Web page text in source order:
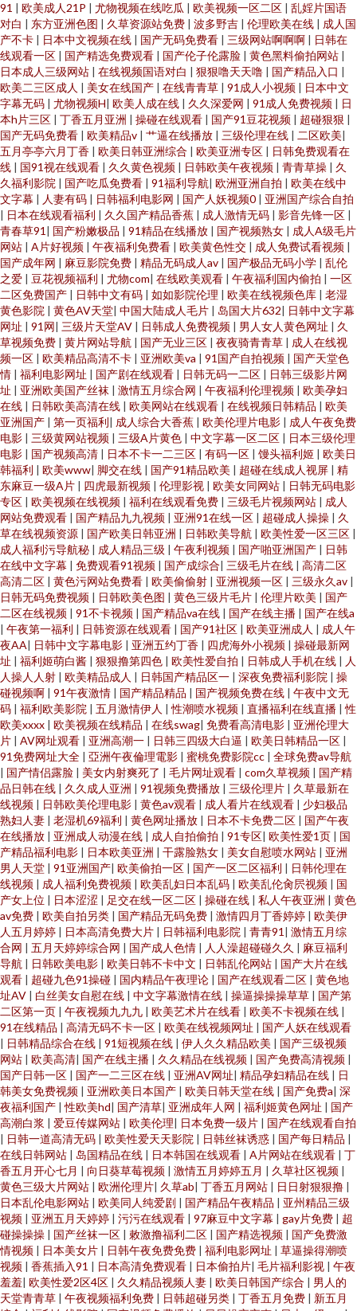
91 | 欧美成人21P | 尤物视频在线吃瓜 | 欧美视频一区二区 | 乱婬片国语
对白 | 东方亚洲色图 | 久草资源站免费 | 波多野吉 | 伦理欧美在线 | 成人国
产不卡 | 日本中文视频在线 | 国产无码免费看 | 三级网站啊啊啊 | 日韩在
线观看一区 | 国产精选免费观看 | 国产伦子伦露脸 | 黄色黑料偷拍网站 |
日本成人三级网站 | 在线视频国语对白 | 狠狠噜天天噜 | 国产精品入口 |
欧美二三区成人 | 美女在线国产 | 在线青青草 | 91成人小视频 | 日本中文
字幕无码 | 尤物视频H| 欧美人成在线 | 久久深爱网 | 91成人免费视频 | 日
本h片三区 | 丁香五月亚洲 | 操碰在线观看 | 国产91豆花视频 | 超碰狠狠 |
国产无码免费看 | 欧美精品v | 艹逼在线播放 | 三级伦理在线 | 二区欧美|
五月亭亭六月丁香 | 欧美日韩亚洲综合 | 欧美亚洲专区 | 日韩免费观看在
线 | 国91视在线观看 | 久久黄色视频 | 日韩欧美午夜视频 | 青青草操 | 久
久福利影院 | 国产吃瓜免费看 | 91福利导航| 欧洲亚洲自拍 | 欧美在线中
文字幕 | 人妻有码 | 日韩福利电影网 | 国产人妖视频0 | 亚洲国产综合自拍
| 日本在线观看福利 | 久久国产精品香蕉 | 成人激情无码 | 影音先锋一区 |
青春草91 | 国产粉嫩极品 | 91精品在线播放 | 国产视频熟女 | 成人A级毛片
网站 | A片好视频 | 午夜福利免费看 | 欧美黄色性交 | 成人免费试看视频 |
国产成年网 | 麻豆影院免费 | 精品无码成人av | 国产极品无码小学 | 乱伦
之爱 | 豆花视频福利 | 尤物com| 在线欧美观看 | 午夜福利国内偷拍 | 一区
二区免费国产 | 日韩中文有码 | 如如影院伦理 | 欧美在线视频色库 | 老湿
黄色影院 | 黄色AV天堂| 中国大陆成人毛片 | 岛国大片632| 日韩中文字幕
网址 | 91网| 三级片天堂AV | 日韩成人免费视频 | 男人女人黄色网址 | 久
草视频免费 | 黄片网站导航 | 国产无业三区 | 夜夜骑青青草 | 成人在线视
频一区 | 欧美精品高清不卡 | 亚洲欧美va | 91国产自拍视频 | 国产天堂色
情 | 福利电影网址 | 国产剧在线观看 | 日韩无码一二区 | 日韩三级影片网
址 | 亚洲欧美国产丝袜 | 激情五月综合网 | 午夜福利伦理视频 | 欧美孕妇
在线 | 日韩欧美高清在线 | 欧美网站在线观看 | 在线视频日韩精品 | 欧美
亚洲国产 | 第一页福利| 成人综合大香蕉 | 欧美伦理片电影 | 成人午夜免费
电影 | 三级黄网站视频 | 三级A片黄色 | 中文字幕一区二区 | 日本三级伦理
电影 | 国产视频高清 | 日本不卡一二三区 | 有码一区 | 馒头福利姬 | 欧美日
韩福利 | 欧美www| 脚交在线 | 国产91精品欧美 | 超碰在线成人视屏 | 精
东麻豆一级A片 | 四虎最新视频 | 伦理影视 | 欧美女同网站 | 日韩无码电影
专区 | 欧美视频在线视频 | 福利在线观看免费 | 三级毛片视频网站 | 成人
网站免费观看 | 国产精品九九视频 | 亚洲91在线一区 | 超碰成人操操 | 久
草在线视频资源 | 国产欧美日韩亚洲 | 日韩欧美导航 | 欧美性爱一区三区 |
成人福利污导航秘 | 成人精品三级 | 午夜利视频 | 国产啪亚洲国产 | 日韩
在线中文字幕 | 免费观看91视频 | 国产成综合| 三级毛片在线 | 高清二区
高清二区 | 黄色污网站免费看 | 欧美偷偷射 | 亚洲视频一区 | 三级永久av |
日韩无码免费视频 | 日韩欧美色图 | 黄色三级片毛片 | 伦理片欧美 | 国产
二区在线视频 | 91不卡视频 | 国产精品va在线 | 国产在线主播 | 国产在线a
| 午夜第一福利 | 日韩资源在线观看 | 国产91社区 | 欧美亚洲成人 | 成人午
夜AA| 日韩中文字幕电影 | 亚洲五约丁香 | 四虎海外小视频 | 操碰最新网
址 | 福利姬萌白酱 | 狠狠撸第四色 | 欧美性爱自拍 | 日韩成人手机在线 | 人
人操人人射 | 欧美精品成人 | 日韩国产精品区一 | 深夜免费福利影院 | 操
碰视频啊 | 91午夜激情 | 国产精品精品 | 国产视频免费在线 | 午夜中文无
码 | 福利欧美影院 | 五月激情伊人 |性潮喷水视频 | 直播福利在线直播 |性
欧美xxxx | 欧美视频在线精品 | 在线swag| 免费看高清电影 | 亚洲伦理大
片 | AV网址观看 | 亚洲高潮一 | 日韩三四级大白逼 | 欧美日韩精品一区 |
91免费网址大全 | 亞洲午夜倫理電影 | 蜜桃免费影院cc | 全球免费av导航
| 国产情侣露脸 | 美女内射爽死了 | 毛片网址观看 | com久草视频 | 国产精
品日韩在线 | 久久成人亚洲 | 91视频免费播放 | 三级伦理片 | 久草最新在
线视频 | 日韩欧美伦理电影 | 黄色av观看 | 成人看片在线观看 | 少妇极品
熟妇人妻 | 老湿机69福利 | 黄色网址播放 | 日本不卡免费二区 | 国产午夜
在线播放 | 亚洲成人动漫在线 | 成人自拍偷拍 | 91专区| 欧美性爱1页 | 国
产精品福利电影 | 日本欧美亚洲 | 干露脸熟女 | 美女自慰喷水网站 | 亚洲
男人天堂 | 91亚洲国产| 欧美偷拍一区 | 国产一区二区福利 | 日韩伦理在
线视频 | 成人福利免费视频 | 欧美乱妇日本乱码 | 欧美乱伦肏屄视频 | 国
产女上位 | 日本涩涩 | 足交在线一区二区 | 操碰在线 | 私人午夜亚洲 | 黄色
av免费 | 欧美自拍另类 | 国产精品无码免费 | 激情四月丁香婷婷 | 欧美伊
人五月婷婷 | 日本高清免费大片 | 日韩福利电影院 | 青青91 | 激情五月综
合网 | 五月天婷婷综合网 | 国产成人色情 | 人人澡超碰碰久久 | 麻豆福利
导航 | 日韩欧美电影 | 欧美日韩不卡中文 | 日韩乱伦网站 | 国产大片在线
观看 | 超碰九色91操碰 | 国内精品午夜理论 | 国产在线观看二区 | 黄色地
址AV | 白丝美女自慰在线 | 中文字幕激情在线 | 操逼操操操草草 | 国产第
二区第一页 | 午夜视频九九九 | 欧美艺术片在线看 | 欧美不卡视频在线 |
91在线精品 | 高清无码不卡一区 | 欧美在线视频网址 | 国产人妖在线观看
| 日韩精品综合在线 | 91短视频在线 | 伊人久久精品欧美 | 国产三级视频
网站 | 欧美高清| 国产在线主播 | 久久精品在线视频 | 国产免费高清视频 |
国产日韩一区 | 国产一二三区在线 | 亚洲AV网址| 精品孕妇精品在线 | 日
韩美女免费视频 | 亚洲欧美日本国产 | 欧美日韩天堂在线 | 国产免费a| 深
夜福利国产 |性欧美hd| 国产清草| 亚洲成年人网 | 福利姬黄色网址 | 国产
高潮白浆 | 爱豆传媒网站 | 欧美伦理| 日本免费一级片 | 国产在线观看自拍
| 日韩一道高清无码 | 欧美性爱天天影院 | 日韩丝袜诱惑 | 国产每日精品 |
在线日韩网站 | 岛国精品在线 | 日本韩国在线观看 | A片网站在线观看 | 丁
香五月开心七月 | 向日葵草莓视频 | 激情五月婷婷五月 | 久草社区视频 |
黄色三级大片网站 | 欧洲伦理片| 久草ab| 丁香五月网站 | 日日射狠狠撸 |
日本乱伦电影网站 | 欧美同人纯爱剧 | 国产精品午夜精品 | 亚州精品三级
视频 | 亚洲五月天婷婷 | 污污在线观看 | 97麻豆中文字幕 | gay片免费 | 超
碰操操操 | 国产丝袜一区 | 敕激撸福利二区 | 国产精选视频 | 国产免费激
情视频 | 日本美女片 | 日韩午夜免费免费 | 福利电影网址 | 草逼操得潮喷
视频 | 香蕉插入91 | 日本高清免费观看 | 日本偷拍片| 毛片福利影视 | 午夜
羞羞| 欧美性爱2区4区 | 久久精品视频人妻 | 欧美日韩国产综合 | 男人的
天堂青青草 | 午夜视频福利免费 | 日韩超碰另类 | 丁香五月免费 | 新五月